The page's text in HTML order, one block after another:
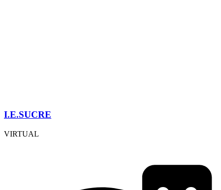
I.E.SUCRE
VIRTUAL